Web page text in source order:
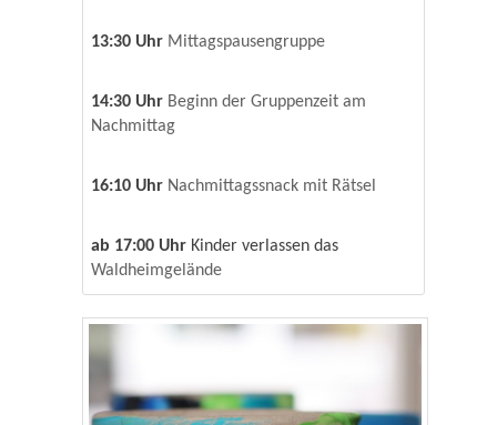
13:30 Uhr Mittagspausengruppe
14:30 Uhr Beginn der Gruppenzeit am
Nachmittag
16:10 Uhr Nachmittagssnack mit Rätsel
ab 17:00 Uhr Kinder verlassen das
Waldheimgelände